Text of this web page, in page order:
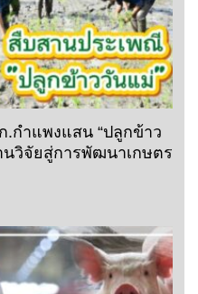
กำแพงแสน “ปลูกข้าว
นวิจัยสู่การพัฒนาเกษตร